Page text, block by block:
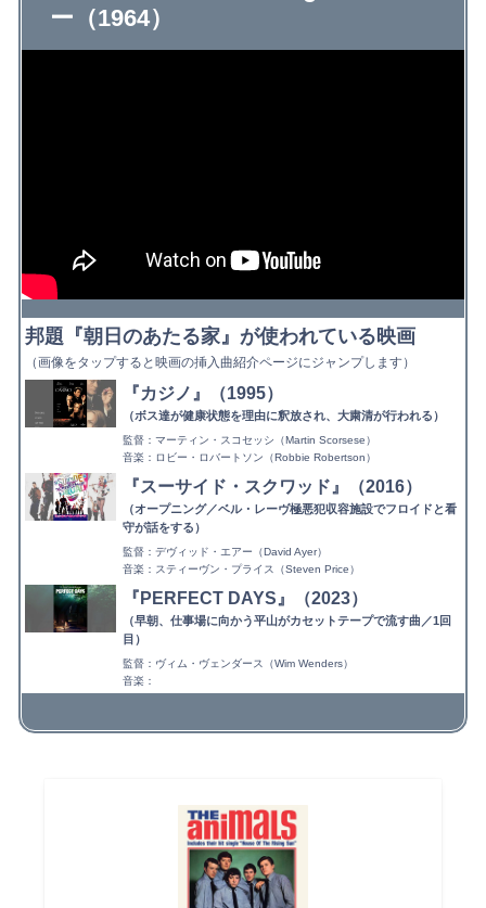
ー（1964）
邦題『朝日のあたる家』が使われている映画
（画像をタップすると映画の挿入曲紹介ページにジャンプします）
『カジノ』（1995）
（ボス達が健康状態を理由に釈放され、大粛清が行われる）
監督：マーティン・スコセッシ（Martin Scorsese）
音楽：ロビー・ロバートソン（Robbie Robertson）
『スーサイド・スクワッド』（2016）
（オープニング／ベル・レーヴ極悪犯収容施設でフロイドと看
守が話をする）
監督：デヴィッド・エアー（David Ayer）
音楽：スティーヴン・プライス（Steven Price）
『PERFECT DAYS』（2023）
（早朝、仕事場に向かう平山がカセットテープで流す曲／1回
目）
監督：ヴィム・ヴェンダース（Wim Wenders）
音楽：